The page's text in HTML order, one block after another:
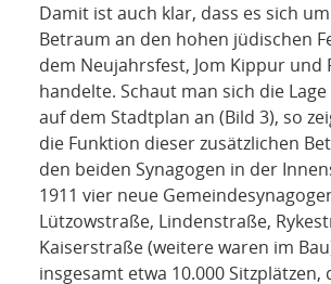
Damit ist auch klar, dass es sich
Betraum an den hohen jüdischen
dem Neujahrsfest, Jom Kippur und
handelte. Schaut man sich die
auf dem Stadtplan an (Bild 3), so
die Funktion dieser zusätzlichen
den beiden Synagogen in der
1911 vier neue
Lützowstraße, Lindenstraße,
Kaiserstraße (weitere waren im
insgesamt etwa 10.000 Sitzplätzen,